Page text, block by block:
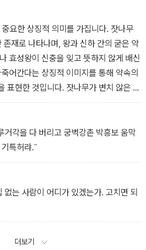
다. 그러나 심 청은 홀로 남게 될 아버지
을 하고, 승 상 부인은 그 효심을 높이 사
.
고 있을 때, 심봉사는 걱정이 되 어 가만
. 심청이 어딜 간단 말도 없이 사라진 지
입니다. 동네로 오는 길목 에서 이제 오
리던 심봉사는 그만 발을 헛디디고 맙니
간적으로 덮치는 건 얼음장같이 차가운
치는 심봉사에 게 어느 순간 갑자기 딱
니다. “이것을 잡으시오!” 심봉사가 물
시피 나뭇가 지를 잡고 나오자, 부드러운
닥입니 다. “몽은사 화주승입니다. 지나
것 을 보고 구하게 되었습니다.”
가사는 불교적 해탈의 길을 제시하는
즉 이 노래는 인간의 고통을 해결하려는
원을 바라는 염원을 담고 있죠. 세속적인
소통을 통해 구원의 가능성을 제시하는
들에게 종교적 소망의 길을 제시한 중요
니다.
요한 상징적 의미를 가집니다. 잣나무
존재로 나타나며, 왕과 신하 간의 굳은 약
효성왕이 신충을 잊고 뜻하지 않게 배신
어간다는 상징적 이미지를 통해 약속의
표현한 것입니다. 잣나무가 변치 않은 푸
, 왕도 신하와의 약속을 지키고 신뢰를 이
연 속에서 찾을 수 있습니다.
거각을 다 버리고 궁벽강촌 박흥보 움막
특허랴.˝
없는 사람이 어디가 있겠는가. 고치면 되
더보기